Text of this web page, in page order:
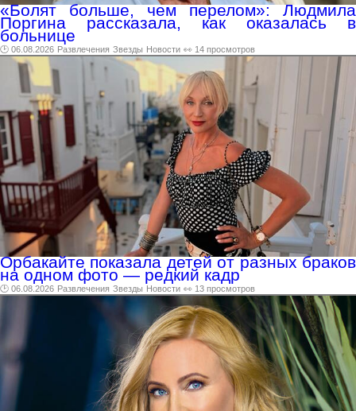
«Болят больше, чем перелом»: Людмила
Поргина рассказала, как оказалась в
больнице
🕑 06.08.2026 Развлечения Звезды Новости 👀 14 просмотров
Орбакайте показала детей от разных браков
на одном фото — редкий кадр
🕑 06.08.2026 Развлечения Звезды Новости 👀 13 просмотров